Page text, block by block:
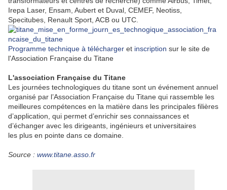
Irepa Laser, Ensam, Aubert et Duval, CEMEF, Neotiss,
Specitubes, Renault Sport, ACB ou UTC.
Programme technique à télécharger et inscription sur le site de
l'Association Française du Titane
L'association Française du Titane
Les journées technologiques du titane sont un événement annuel
organisé par l’Association Française du Titane qui rassemble les
meilleures compétences en la matière dans les principales filières
d’application, qui permet d’enrichir ses connaissances et
d’échanger avec les dirigeants, ingénieurs et universitaires
les plus en pointe dans ce domaine.
Source : www.titane.asso.fr